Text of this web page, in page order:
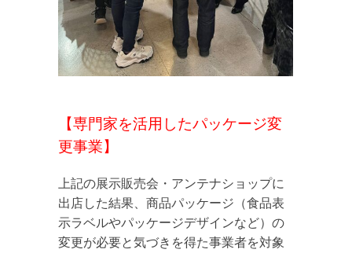
【専門家を活用したパッケージ変
更事業】
上記の展示販売会・アンテナショップに
出店した結果、商品パッケージ（食品表
示ラベルやパッケージデザインなど）の
変更が必要と気づきを得た事業者を対象